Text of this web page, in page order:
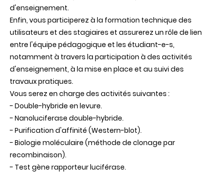
d'enseignement.
Enfin, vous participerez à la formation technique des
utilisateurs et des stagiaires et assurerez un rôle de lien
entre l'équipe pédagogique et les étudiant-e-s,
notamment à travers la participation à des activités
d'enseignement, à la mise en place et au suivi des
travaux pratiques.
Vous serez en charge des activités suivantes :
- Double-hybride en levure.
- Nanoluciferase double-hybride.
- Purification d'affinité (Western-blot).
- Biologie moléculaire (méthode de clonage par
recombinaison).
- Test gène rapporteur luciférase.